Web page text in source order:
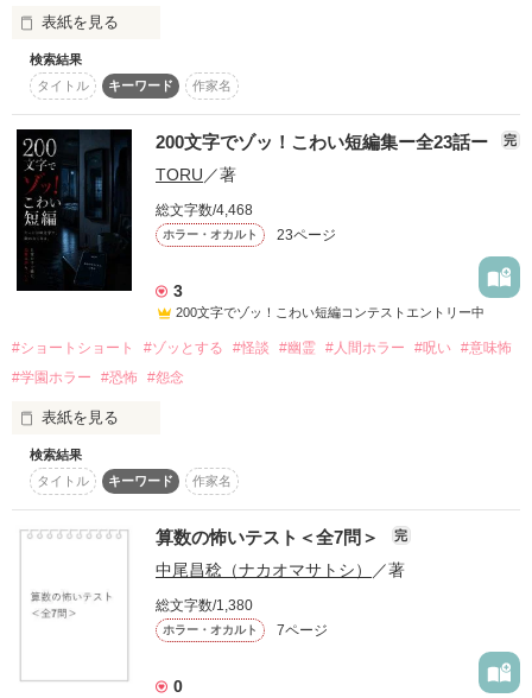
表紙を見る
100文字の中に、必ず真相へたどり着く手がかりがあります。
学校、家、街角――何気ない日常に潜む小さな違和感。
足跡、黒板、上履き、時計、窓ガラス。
登場人物よりも先に矛盾へ気づけるでしょうか。
一話完結・数十秒で読める謎解きショートショート集。
読み終えた瞬間、「なるほど！」と思える100文字ミステリー
をお楽しみください。
検索結果
タイトル
キーワード 作家名
200文字でゾッ！こわい短編集ー全23話ー 完
TORU ／著
総文字数/4,468
ホラー・オカルト 23ページ
3
200文字でゾッ！こわい短編コンテストエントリー中
#ショートショート #ゾッとする #怪談 #幽霊 #人間ホラー #呪い #意味怖
#学園ホラー
#恐怖 #怨念
表紙を見る
怖いものは、遠くにあるとは限りません。
深夜のインターホン。スマートフォンの通知音。寝室のベビー
モニター。誰もいない電車の窓。フリマアプリで届いた中古
品。家族の何気ないひと言。
それらは本来、私たちの日常に溶け込んでいる、ごく普通のも
のです。けれど、ほんの少し角度を変えて見た瞬間、見慣れた
景色はまったく別の顔を見せます。
この短編集に収めたのは、そんな「気づいてしまった瞬間」の
検索結果
タイトル
キーワード 作家名
算数の怖いテスト＜全7問＞ 完
中尾昌稔（ナカオマサトシ） ／著
総文字数/1,380
ホラー・オカルト 7ページ
0